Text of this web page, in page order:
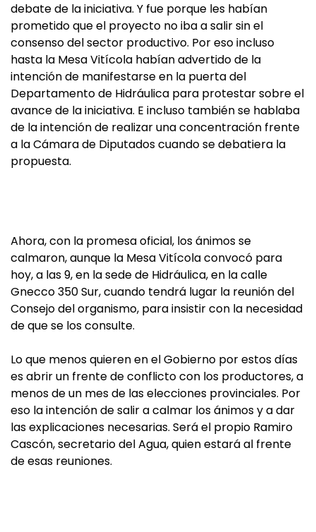
debate de la iniciativa. Y fue porque les habían
prometido que el proyecto no iba a salir sin el
consenso del sector productivo. Por eso incluso
hasta la Mesa Vitícola habían advertido de la
intención de manifestarse en la puerta del
Departamento de Hidráulica para protestar sobre el
avance de la iniciativa. E incluso también se hablaba
de la intención de realizar una concentración frente
a la Cámara de Diputados cuando se debatiera la
propuesta.
Ahora, con la promesa oficial, los ánimos se
calmaron, aunque la Mesa Vitícola convocó para
hoy, a las 9, en la sede de Hidráulica, en la calle
Gnecco 350 Sur, cuando tendrá lugar la reunión del
Consejo del organismo, para insistir con la necesidad
de que se los consulte.
Lo que menos quieren en el Gobierno por estos días
es abrir un frente de conflicto con los productores, a
menos de un mes de las elecciones provinciales. Por
eso la intención de salir a calmar los ánimos y a dar
las explicaciones necesarias. Será el propio Ramiro
Cascón, secretario del Agua, quien estará al frente
de esas reuniones.